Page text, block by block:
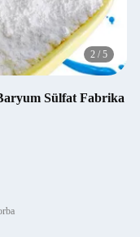
2 / 5
Sülfat Fabrika